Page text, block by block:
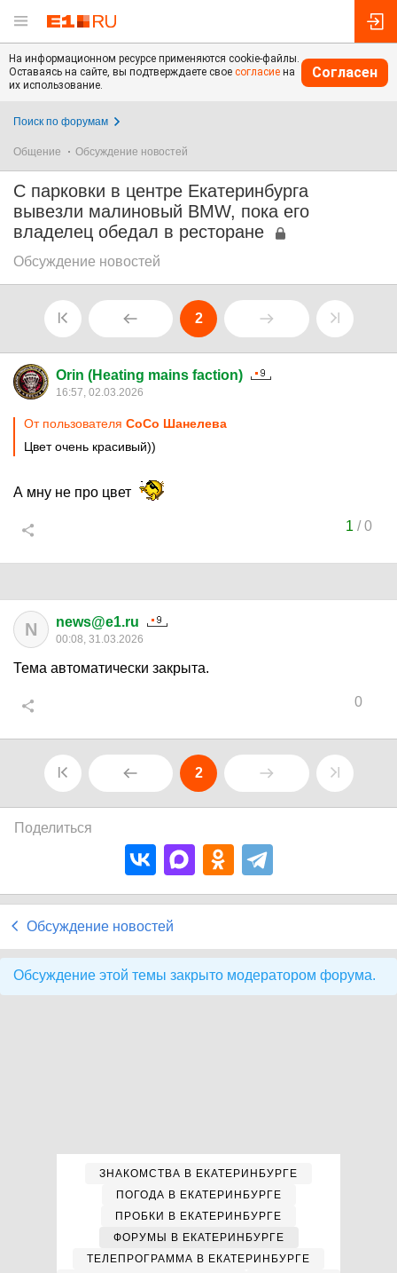
На информационном ресурсе применяются cookie-файлы.
Оставаясь на сайте, вы подтверждаете свое согласие на
их использование.
Согласен
Поиск по форумам
Общение Обсуждение новостей
С парковки в центре Екатеринбурга
вывезли малиновый BMW, пока его
владелец обедал в ресторане
Обсуждение новостей
2
Orin (Heating mains faction)
16:57, 02.03.2026
От пользователя CoCo Шанелева
Цвет очень красивый))
А мну не про цвет
1 /0
N news@e1.ru
00:08, 31.03.2026
Тема автоматически закрыта.
0
2
Поделиться
Обсуждение новостей
Обсуждение этой темы закрыто модератором форума.
ЗНАКОМСТВА В ЕКАТЕРИНБУРГЕ
ПОГОДА В ЕКАТЕРИНБУРГЕ
ПРОБКИ В ЕКАТЕРИНБУРГЕ
ФОРУМЫ В ЕКАТЕРИНБУРГЕ
ТЕЛЕПРОГРАММА В ЕКАТЕРИНБУРГЕ